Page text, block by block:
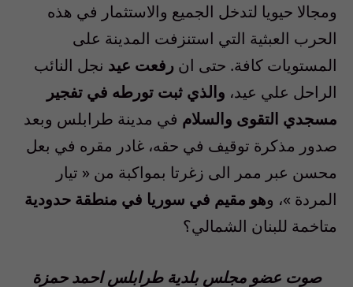
ومجالا حيويا لتدخل الجميع والاستثمار في هذه
الحرب العبثية التي استنزفت المدينة على
المستويات كافة. حتى ان رفعت عيد نجل النائب
الراحل علي عيد، والذي ثبت تورطه في تفجير
مسجدي التقوى والسلام في مدينة طرابلس وبعد
صدور مذكرة توقيف في حقه، غادر مقره في بعل
محسن عبر ممر الى زغرتا بمواكبة من « تيار
المردة »، وهو مقيم في سوريا في منطقة حدودية
متاخمة للبنان الشمالي؟
صوت عضو مجلس بلدية طرابلس احمد حمزة